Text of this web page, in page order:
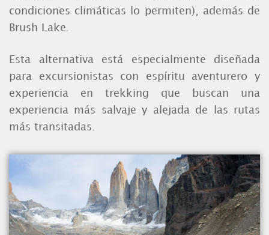
condiciones climáticas lo permiten), además de
Brush Lake.
Esta alternativa está especialmente diseñada
para excursionistas con espíritu aventurero y
experiencia en trekking que buscan una
experiencia más salvaje y alejada de las rutas
más transitadas.